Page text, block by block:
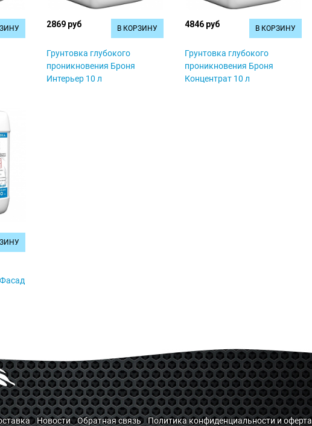
2869 руб В КОРЗИНУ
Грунтовка глубокого
проникновения Броня
Интерьер 10 л
4846 руб В КОРЗИНУ
Грунтовка глубокого
проникновения Броня
Концентрат 10 л
Новости Обратная связь Политика конфиденциальности и оферта